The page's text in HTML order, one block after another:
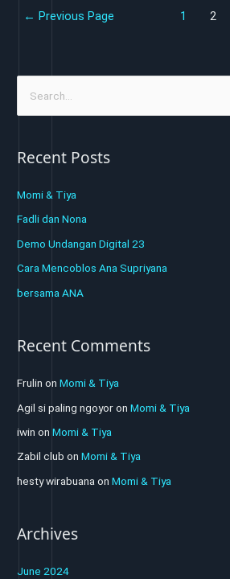
← Previous Page 1 2
r
o
r
:
Recent Posts
Momi & Tiya
Fadli dan Nona
Demo Undangan Digital 23
Cara Mencoblos Ana Supriyana
bersama ANA
Recent Comments
Frulin onMomi & Tiya
Agil si paling ngoyoronMomi & Tiya
iwin onMomi & Tiya
Zabil club onMomi & Tiya
hesty wirabuana onMomi & Tiya
Archives
June 2024